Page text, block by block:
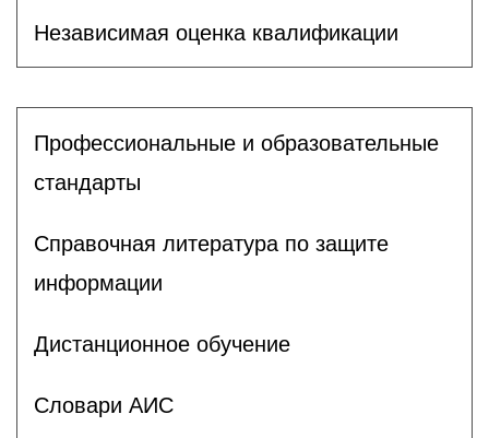
Независимая оценка квалификации
Профессиональные и образовательные
стандарты
Справочная литература по защите
информации
Дистанционное обучение
Словари АИС